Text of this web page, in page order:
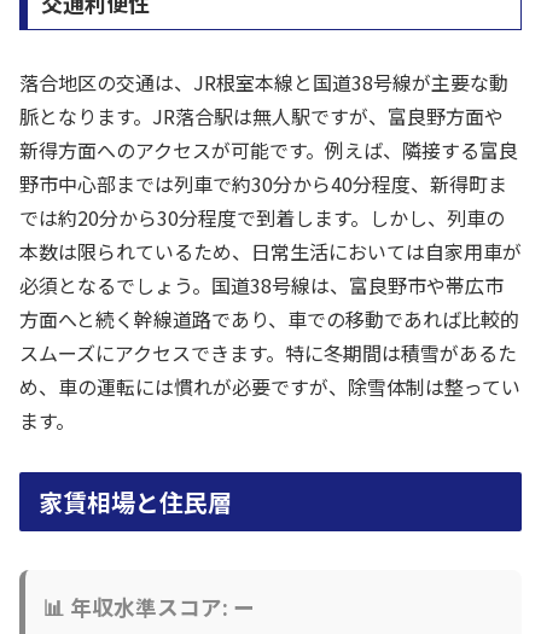
落合地区の交通は、JR根室本線と国道38号線が主要な動
脈となります。JR落合駅は無人駅ですが、富良野方面や
新得方面へのアクセスが可能です。例えば、隣接する富良
野市中心部までは列車で約30分から40分程度、新得町ま
では約20分から30分程度で到着します。しかし、列車の
本数は限られているため、日常生活においては自家用車が
必須となるでしょう。国道38号線は、富良野市や帯広市
方面へと続く幹線道路であり、車での移動であれば比較的
スムーズにアクセスできます。特に冬期間は積雪があるた
め、車の運転には慣れが必要ですが、除雪体制は整ってい
ます。
家賃相場と住民層
📊 年収水準スコア: ー